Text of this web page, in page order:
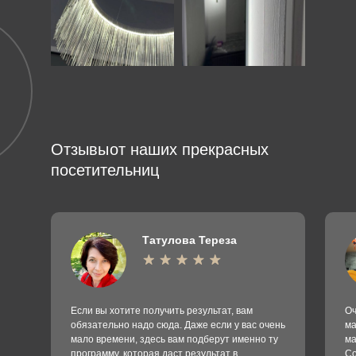
Отзывыот наших прекрасных
посетительниц
Если вы хотите получить результат, вам
обязательно надо сюда. Даже если у вас очень
мало времени, здесь вам подберут именно ту
Татулова Тереза